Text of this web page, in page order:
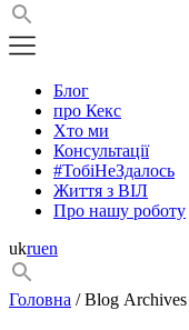
Блог
про Кекс
Хто ми
Консультації
#ТобіНеЗдалось
Життя з ВІЛ
Про нашу роботу
ukruen
Головна / Blog Archives